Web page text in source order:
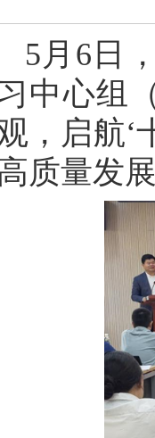
5月6日
中心组
，启航‘
质量发